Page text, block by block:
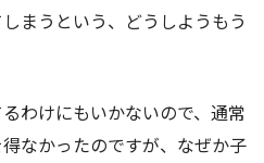
まうという、どうしようもう
わけにもいかないので、通常
なかったのですが、なぜか子